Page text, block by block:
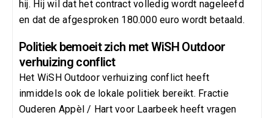
hij. Hij wil dat het contract volledig wordt nageleefd
en dat de afgesproken 180.000 euro wordt betaald.
Politiek bemoeit zich met WiSH Outdoor
verhuizing conflict
Het WiSH Outdoor verhuizing conflict heeft
inmiddels ook de lokale politiek bereikt. Fractie
Ouderen Appèl / Hart voor Laarbeek heeft vragen